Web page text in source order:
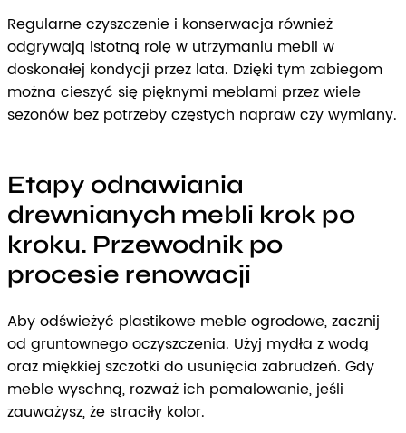
Regularne czyszczenie i konserwacja również
odgrywają istotną rolę w utrzymaniu mebli w
doskonałej kondycji przez lata. Dzięki tym zabiegom
można cieszyć się pięknymi meblami przez wiele
sezonów bez potrzeby częstych napraw czy wymiany.
Etapy odnawiania
drewnianych mebli krok po
kroku. Przewodnik po
procesie renowacji
Aby odświeżyć plastikowe meble ogrodowe, zacznij
od gruntownego oczyszczenia. Użyj mydła z wodą
oraz miękkiej szczotki do usunięcia zabrudzeń. Gdy
meble wyschną, rozważ ich pomalowanie, jeśli
zauważysz, że straciły kolor.